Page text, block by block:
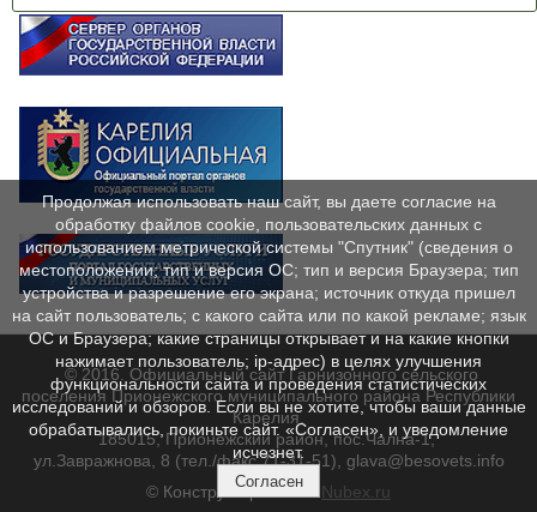
© 2016. Официальный сайт Гарнизонного сельского
поселения Прионежского муниципального района Республики
Карелия.
185015, Прионежский район, пос.Чална-1,
ул.Завражнова, 8 (тел./факс 71-31-51), glava@besovets.info
© Конструктор сайтовNubex.ru
Продолжая использовать наш сайт, вы даете согласие на
обработку файлов cookie, пользовательских данных с
использованием метрической системы "Спутник" (сведения о
местоположении; тип и версия ОС; тип и версия Браузера; тип
устройства и разрешение его экрана; источник откуда пришел
на сайт пользователь; с какого сайта или по какой рекламе; язык
ОС и Браузера; какие страницы открывает и на какие кнопки
нажимает пользователь; ip-адрес) в целях улучшения
функциональности сайта и проведения статистических
исследований и обзоров. Если вы не хотите, чтобы ваши данные
обрабатывались, покиньте сайт. «Согласен», и уведомление
исчезнет.
Согласен